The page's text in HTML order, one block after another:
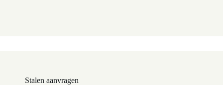
Stalen aanvragen